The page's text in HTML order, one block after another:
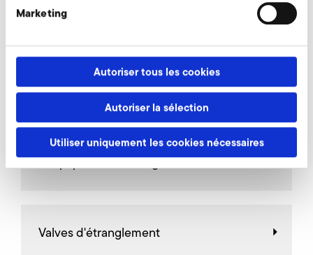
Marketing
Autoriser tous les cookies
Autoriser la sélection
Utiliser uniquement les cookies nécessaires
AirKnife
Soupapes de raccordement
Soupapes de décharge
Valves d'étranglement